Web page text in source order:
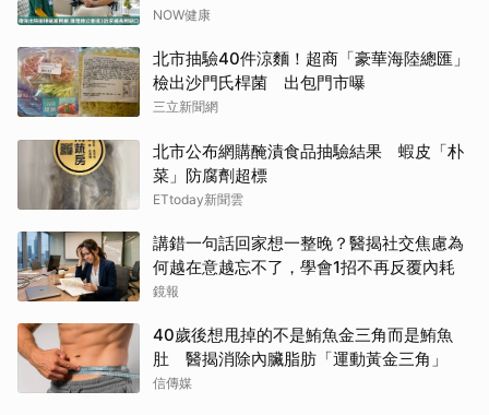
NOW健康
北市抽驗40件涼麵！超商「豪華海陸總匯」
檢出沙門氏桿菌 出包門市曝
三立新聞網
北市公布網購醃漬食品抽驗結果 蝦皮「朴
菜」防腐劑超標
ETtoday新聞雲
講錯一句話回家想一整晚？醫揭社交焦慮為
何越在意越忘不了，學會1招不再反覆內耗
鏡報
40歲後想甩掉的不是鮪魚金三角而是鮪魚
肚 醫揭消除內臟脂肪「運動黃金三角」
信傳媒